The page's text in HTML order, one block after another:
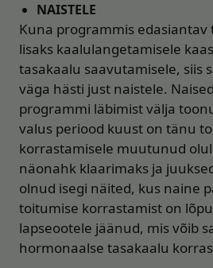
NAISTELE
Kuna programmis edasiantav
lisaks kaalulangetamisele
tasakaalu saavutamisele, siis
väga hästi just naistele.
programmi läbimist välja
valus periood kuust on tänu
korrastamisele muutunud
näonahk klaarimaks ja
olnud isegi näited, kus naine
toitumise korrastamist on
lapseootele jäänud, mis võib
hormonaalse tasakaalu